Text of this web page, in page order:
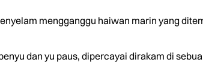
mengganggu haiwan marin yang
dan yu paus, dipercayai dirakam di